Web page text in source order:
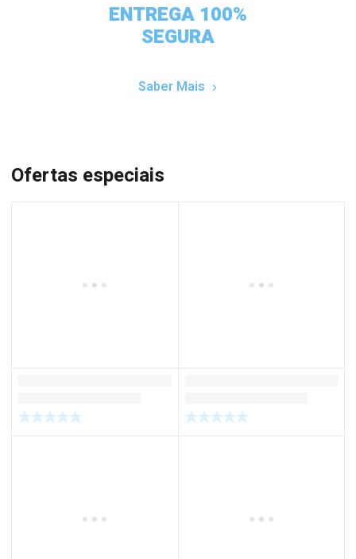
ENTREGA 100%
SEGURA
Saber Mais
Ofertas especiais